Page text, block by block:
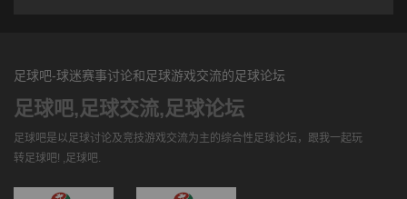
足球吧-球迷赛事讨论和足球游戏交流的足球论坛
足球吧,足球交流,足球论坛
足球吧是以足球讨论及竞技游戏交流为主的综合性足球论坛，跟我一起玩
转足球吧! ,足球吧.